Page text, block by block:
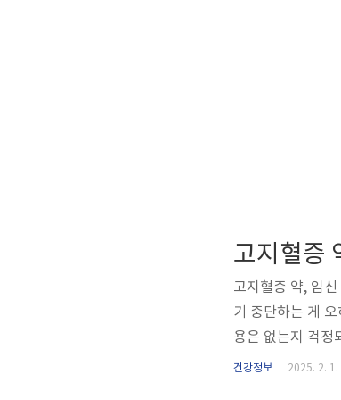
고지혈증
고지혈증 약, 임
기 중단하는 게
용은 없는지 걱정
고지혈증이 유전
건강정보 2025. 2. 1.